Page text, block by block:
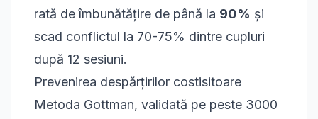
rată de îmbunătățire de până la 90% și
scad conflictul la 70-75% dintre cupluri
după 12 sesiuni.
Prevenirea despărțirilor costisitoare
Metoda Gottman, validată pe peste 3000